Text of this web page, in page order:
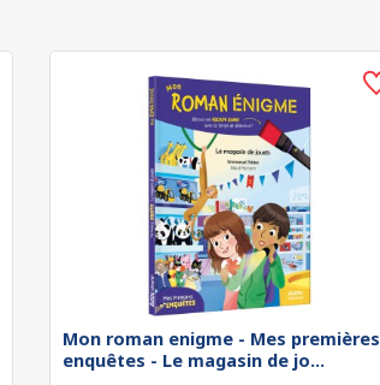
Mon roman enigme - Mes premières
enquêtes - Le magasin de jo...